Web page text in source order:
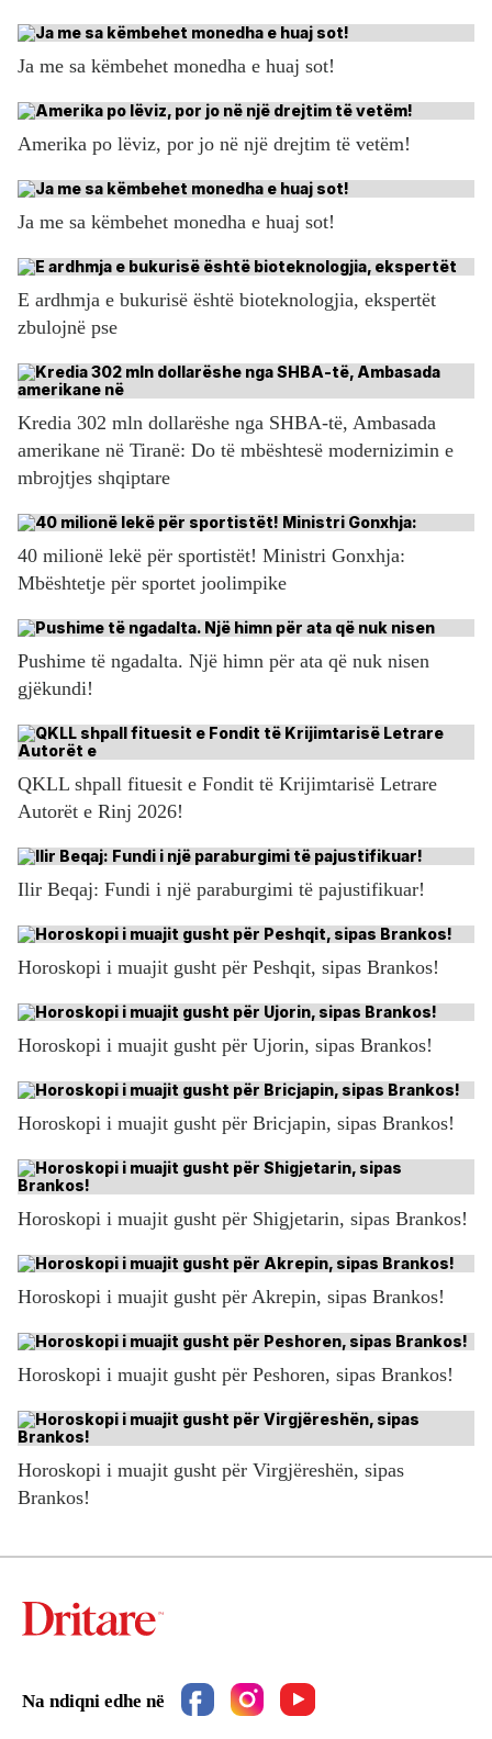
Ja me sa këmbehet monedha e huaj sot!
Amerika po lëviz, por jo në një drejtim të vetëm!
Ja me sa këmbehet monedha e huaj sot!
E ardhmja e bukurisë është bioteknologjia, ekspertët
zbulojnë pse
Kredia 302 mln dollarëshe nga SHBA-të, Ambasada
amerikane në Tiranë: Do të mbështesë modernizimin e
mbrojtjes shqiptare
40 milionë lekë për sportistët! Ministri Gonxhja:
Mbështetje për sportet joolimpike
Pushime të ngadalta. Një himn për ata që nuk nisen
gjëkundi!
QKLL shpall fituesit e Fondit të Krijimtarisë Letrare
Autorët e Rinj 2026!
Ilir Beqaj: Fundi i një paraburgimi të pajustifikuar!
Horoskopi i muajit gusht për Peshqit, sipas Brankos!
Horoskopi i muajit gusht për Ujorin, sipas Brankos!
Horoskopi i muajit gusht për Bricjapin, sipas Brankos!
Horoskopi i muajit gusht për Shigjetarin, sipas Brankos!
Horoskopi i muajit gusht për Akrepin, sipas Brankos!
Horoskopi i muajit gusht për Peshoren, sipas Brankos!
Horoskopi i muajit gusht për Virgjëreshën, sipas
Brankos!